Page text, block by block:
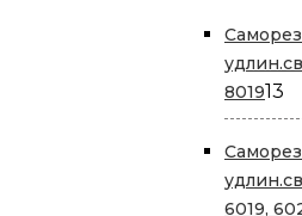
801913
6019,